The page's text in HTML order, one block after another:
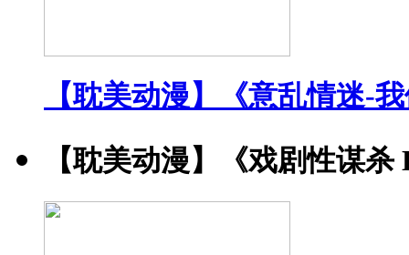
【耽美动漫】《意乱情迷-
【耽美动漫】《戏剧性谋